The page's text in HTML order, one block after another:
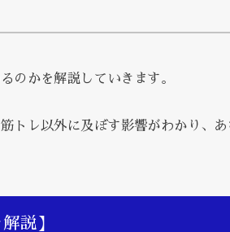
のかを解説していきます。
トレ以外に及ぼす影響がわかり、
説】